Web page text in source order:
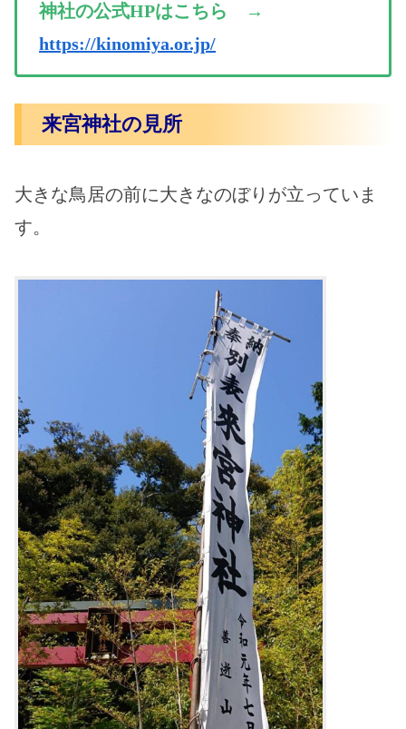
神社の公式HPはこちら →
https://kinomiya.or.jp/
来宮神社の見所
大きな鳥居の前に大きなのぼりが立っていま
す。